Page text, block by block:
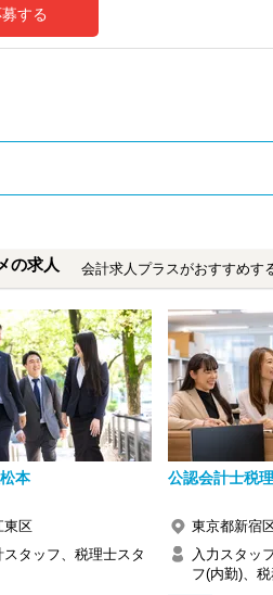
ク導入済み
ルモニタ完備
企業まで幅広く経験可能
資産税に関与
名以上に拡大
務・財務・労務まで対応
押し＞
費／研修費は全額会社負担
法・実務の学習会あり
を目指す社員が多数
＞
に伴う増員募集
化に向けた採用
人材を募集
フの声＞
務を経験できる点に魅力を感じ、入所を
する
の求人 会計求人プラスがおすすめす
本
東区
スタッフ、税理士スタ
公認会計士税
東京都新宿
入力スタッ
フ(内勤)、